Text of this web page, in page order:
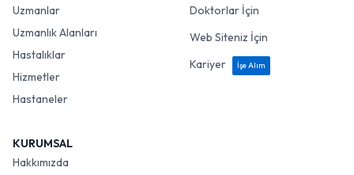
Uzmanlar
Uzmanlık Alanları
Hastalıklar
Hizmetler
Hastaneler
Doktorlar İçin
Web Siteniz İçin
Kariyer
İşe Alım
KURUMSAL
Hakkımızda